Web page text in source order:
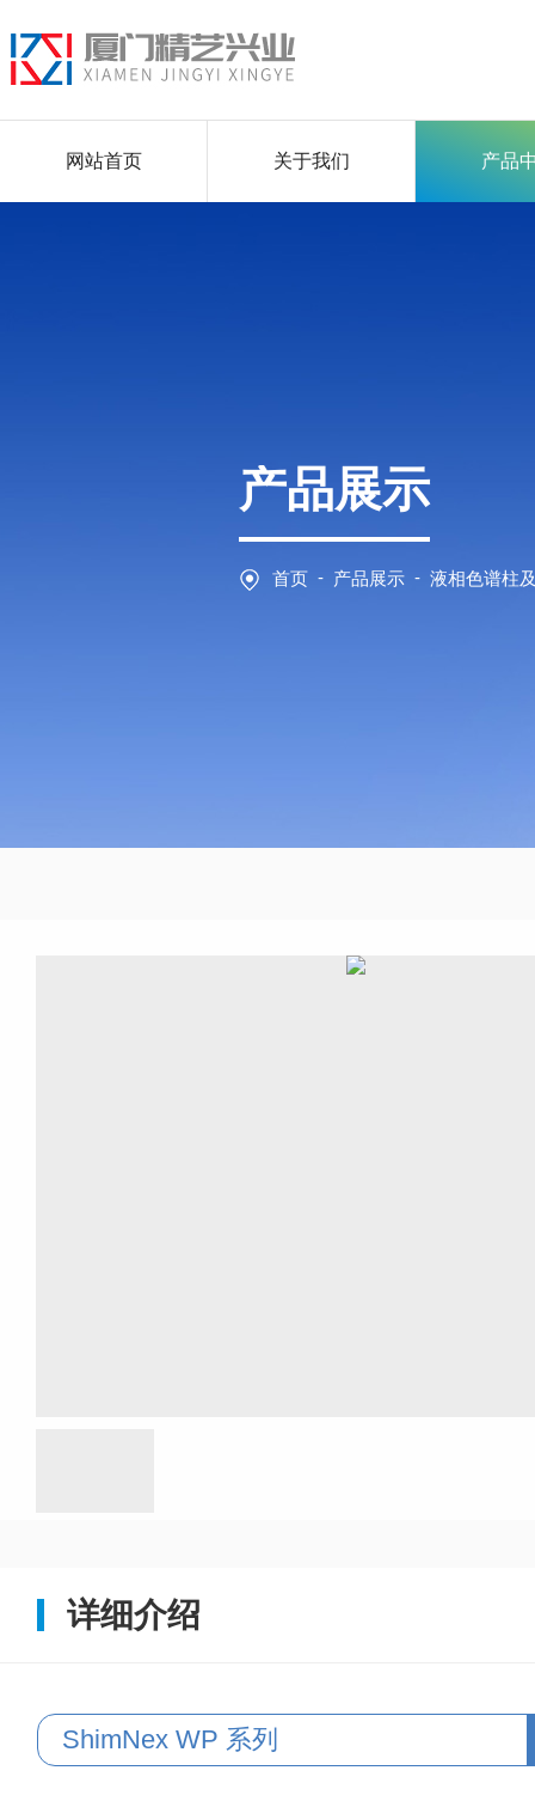
网站首页 关于我们 产品
产品展示
首页 - 产品展示 - 液相色谱柱
详细介绍
ShimNex WP 系列